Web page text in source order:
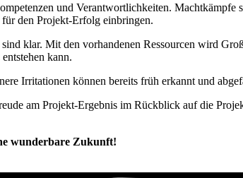
und Verantwortlichkeiten.
den Projekt-Erfolg einbringen.
klar. Mit den vorhandenen Ressourcen wird
kann.
Irritationen können bereits früh erkannt und
am Projekt-Ergebnis im Rückblick auf die
wunderbare Zukunft!